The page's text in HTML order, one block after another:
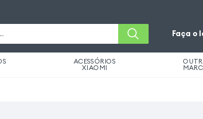
Faça o
ACESSÓRIOS
XIAOMI